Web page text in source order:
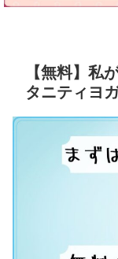
【無料】私
タニティヨ